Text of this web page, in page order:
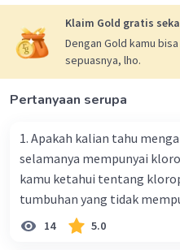
sesungguhnya di
membantu
yang diwakili oleh
Orientasi: Penting
pada peta (biasanya
menentukan arah
objek di peta.
Proyeksi: Peta
menggunakan
mempengaruhi
Memahami jenis
Klaim Gold gratis
Dengan Gold kamu
sepuasnya, lho.
Pertanyaan serupa
1. Apakah kalian tahu
selamanya mempunyai
kamu ketahui tentang
tumbuhan yang tidak
14 5.0